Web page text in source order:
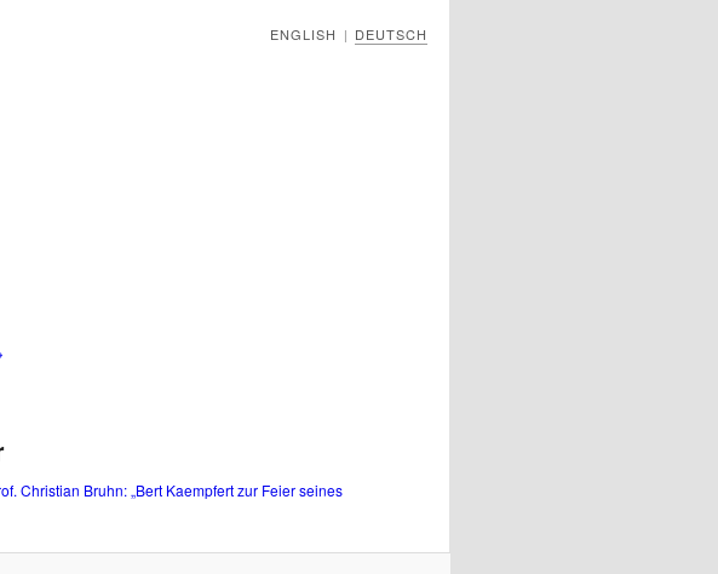
ENGLISH | DEUTSCH
Christian Bruhn: „Bert Kaempfert zur Feier seines